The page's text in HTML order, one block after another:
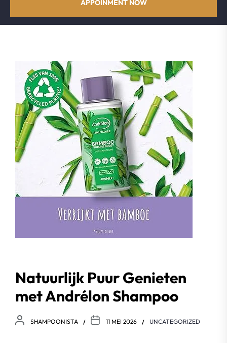
APPOINMENT NOW
Natuurlijk Puur Genieten
met Andrélon Shampoo
SHAMPOONISTA 11 MEI 2026 UNCATEGORIZED